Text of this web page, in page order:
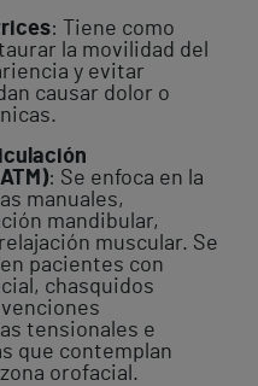
: Tiene como
la movilidad del
y evitar
causar dolor o
: Se enfoca en la
manuales,
mandibular,
muscular. Se
pacientes con
chasquidos
tensionales e
que contemplan
orofacial.